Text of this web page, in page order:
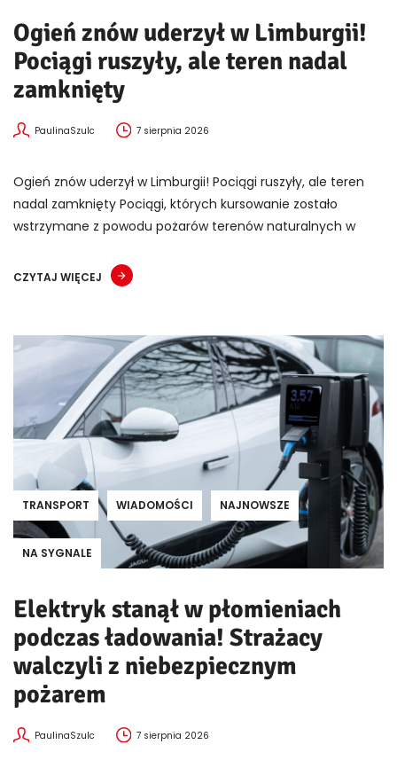
Ogień znów uderzył w Limburgii!
Pociągi ruszyły, ale teren nadal
zamknięty
PaulinaSzulc 7 sierpnia 2026
Ogień znów uderzył w Limburgii! Pociągi ruszyły, ale teren
nadal zamknięty Pociągi, których kursowanie zostało
wstrzymane z powodu pożarów terenów naturalnych w
CZYTAJ WIĘCEJ
TRANSPORT WIADOMOŚCI NAJNOWSZE
NA SYGNALE
Elektryk stanął w płomieniach
podczas ładowania! Strażacy
walczyli z niebezpiecznym
pożarem
PaulinaSzulc 7 sierpnia 2026